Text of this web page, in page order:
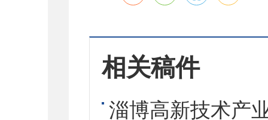
相关稿件
淄博高新技术产